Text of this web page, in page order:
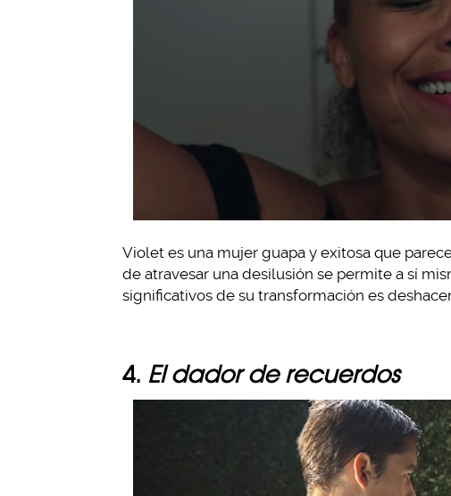
Violet es una mujer guapa y exitosa que
de atravesar una desilusión se permite a sí
significativos de su transformación es
4. El dador de recuerdos